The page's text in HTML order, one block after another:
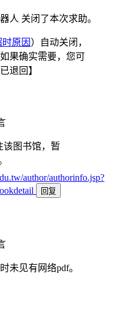
人 关闭了本次求助。
原因 ）自动关闭，
果确实需要，您可
退回】
该图书馆，暂
author/authorinfo.jsp?
回复
未见有网络pdf。